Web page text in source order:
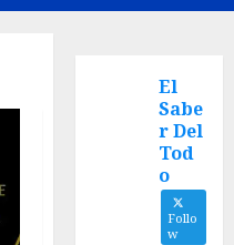
El
Sabe
r Del
Tod
o
Follo
w